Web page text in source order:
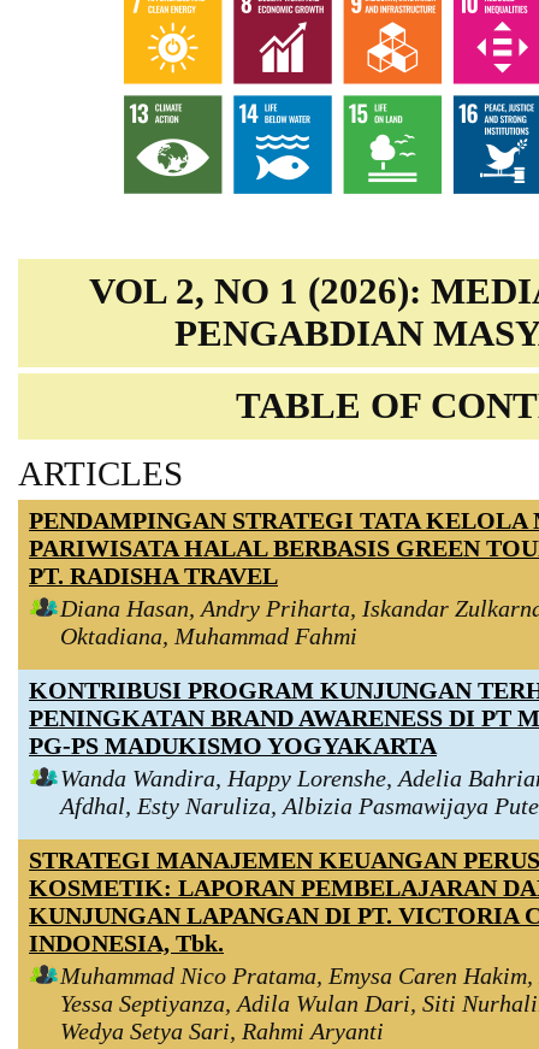
VOL 2, NO 1 (2026):
PENGABDIAN
TABLE OF
ARTICLES
PENDAMPINGAN STRATEGI TATA KELOLA
PARIWISATA HALAL BERBASIS GREEN
PT. RADISHA TRAVEL
Diana Hasan, Andry Priharta, Iskandar
Oktadiana, Muhammad Fahmi
KONTRIBUSI PROGRAM KUNJUNGAN
PENINGKATAN BRAND AWARENESS DI PT
PG-PS MADUKISMO YOGYAKARTA
Wanda Wandira, Happy Lorenshe, Adelia
Afdhal, Esty Naruliza, Albizia Pasmawijaya
STRATEGI MANAJEMEN KEUANGAN
KOSMETIK: LAPORAN PEMBELAJARAN
KUNJUNGAN LAPANGAN DI PT. VICTORIA
INDONESIA, Tbk.
Muhammad Nico Pratama, Emysa Caren
Yessa Septiyanza, Adila Wulan Dari, Siti
Wedya Setya Sari, Rahmi Aryanti